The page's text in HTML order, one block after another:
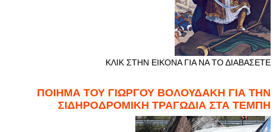
ΚΛΙΚ ΣΤΗΝ ΕΙΚΟΝΑ ΓΙΑ ΝΑ ΤΟ ΔΙΑΒΑΣΕΤΕ
ΠΟΙΗΜΑ ΤΟΥ ΓΙΩΡΓΟΥ ΒΟΛΟΥΔΑΚΗ ΓΙΑ ΤΗΝ
ΣΙΔΗΡΟΔΡΟΜΙΚΗ ΤΡΑΓΩΔΙΑ ΣΤΑ ΤΕΜΠΗ